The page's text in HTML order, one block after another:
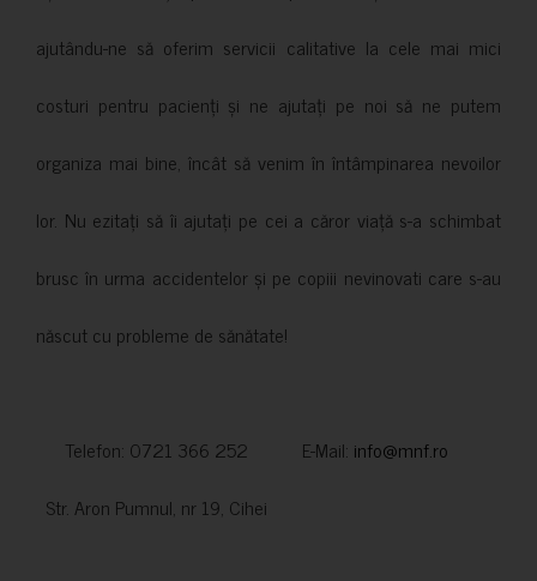
ajutându-ne să oferim servicii calitative la cele mai mici
costuri pentru pacienți și ne ajutați pe noi să ne putem
organiza mai bine, încât să venim în întâmpinarea nevoilor
lor. Nu ezitați să îi ajutați pe cei a căror viață s-a schimbat
brusc în urma accidentelor și pe copiii nevinovati care s-au
născut cu probleme de sănătate!
Telefon: 0721 366 252 E-Mail: info@mnf.ro
Str. Aron Pumnul, nr 19, Cihei